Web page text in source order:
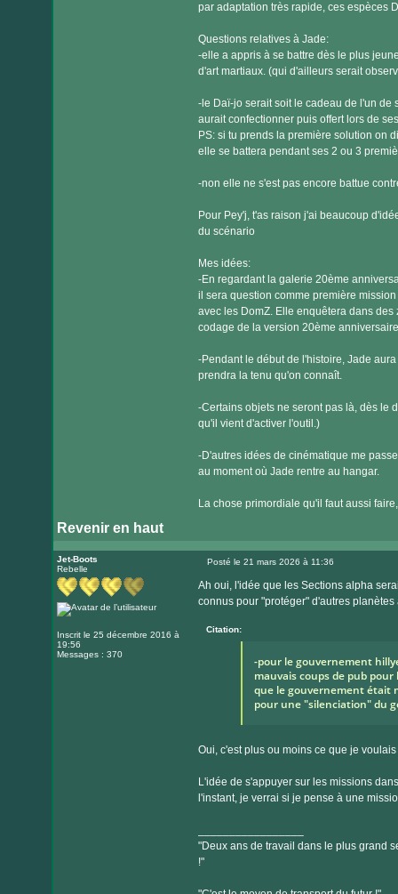
par adaptation très rapide, ces espèces
Questions relatives à Jade:
-elle a appris à se battre dès le plus
d'art martiaux. (qui d'ailleurs serait
-le Daï-jo serait soit le cadeau de l'un de
aurait confectionner puis offert lors de
PS: si tu prends la première solution on
elle se battera pendant ses 2 ou 3
-non elle ne s'est pas encore battue
Pour Pey'j, t'as raison j'ai beaucoup
du scénario
Mes idées:
-En regardant la galerie 20ème
il sera question comme première
avec les DomZ. Elle enquêtera dans
codage de la version 20ème
-Pendant le début de l'histoire, Jade
prendra la tenu qu'on connaît.
-Certains objets ne seront pas là, dès le
qu'il vient d'activer l'outil.)
-D'autres idées de cinématique me
au moment où Jade rentre au hangar.
La chose primordiale qu'il faut aussi
Revenir en haut
Jet-Boots
Rebelle
Inscrit le 25 décembre 2016 à
19:56
Messages : 370
Posté le 21 mars 2026 à 11:36
Ah oui, l'idée que les Sections alpha
connus pour "protéger" d'autres
Citation:
-pour le gouvernement
mauvais coups de pub
que le gouvernement était
pour une "silenciation" du
Oui, c'est plus ou moins ce que je
L'idée de s'appuyer sur les missions
l'instant, je verrai si je pense à une
"Deux ans de travail dans le plus grand
!"